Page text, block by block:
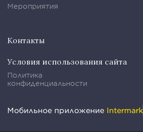
Мероприятия
Контакты
Условия использования сайта
Политика
конфиденциальности
Мобильное приложение Intermark